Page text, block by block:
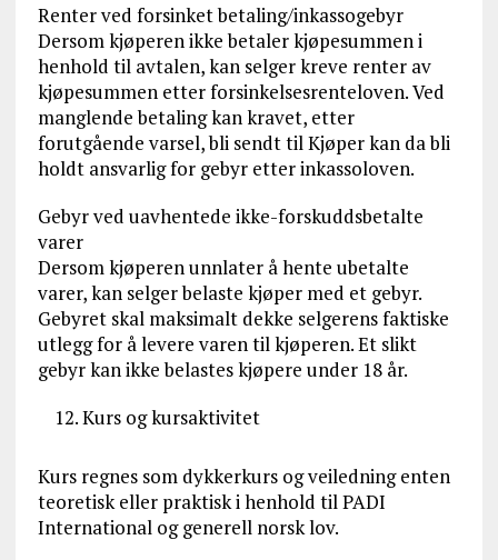
Renter ved forsinket betaling/inkassogebyr
Dersom kjøperen ikke betaler kjøpesummen i
henhold til avtalen, kan selger kreve renter av
kjøpesummen etter forsinkelsesrenteloven. Ved
manglende betaling kan kravet, etter
forutgående varsel, bli sendt til Kjøper kan da bli
holdt ansvarlig for gebyr etter inkassoloven.
Gebyr ved uavhentede ikke-forskuddsbetalte
varer
Dersom kjøperen unnlater å hente ubetalte
varer, kan selger belaste kjøper med et gebyr.
Gebyret skal maksimalt dekke selgerens faktiske
utlegg for å levere varen til kjøperen. Et slikt
gebyr kan ikke belastes kjøpere under 18 år.
Kurs og kursaktivitet
Kurs regnes som dykkerkurs og veiledning enten
teoretisk eller praktisk i henhold til PADI
International og generell norsk lov.